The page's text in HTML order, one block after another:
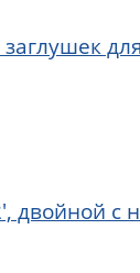
заглушек
двойной